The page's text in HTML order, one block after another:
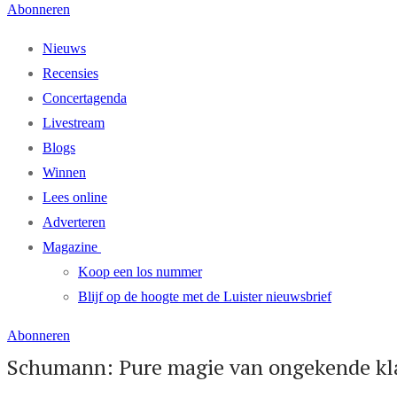
Abonneren
Nieuws
Recensies
Concertagenda
Livestream
Blogs
Winnen
Lees online
Adverteren
Magazine
Koop een los nummer
Blijf op de hoogte met de Luister nieuwsbrief
Abonneren
Schumann: Pure magie van ongekende